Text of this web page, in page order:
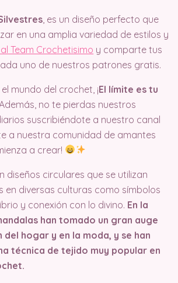
, es un diseño perfecto que
en una amplia variedad de estilos y
Team Crochetisimo y comparte tus
uno de nuestros patrones gratis.
mundo del crochet, ¡El límite es tu
no te pierdas nuestros
suscribiéndote a nuestro canal
a nuestra comunidad de amantes
a crear!
diseños circulares que se utilizan
en diversas culturas como símbolos
y conexión con lo divino. En la
han tomado un gran auge
hogar y en la moda, y se han
técnica de tejido muy popular en